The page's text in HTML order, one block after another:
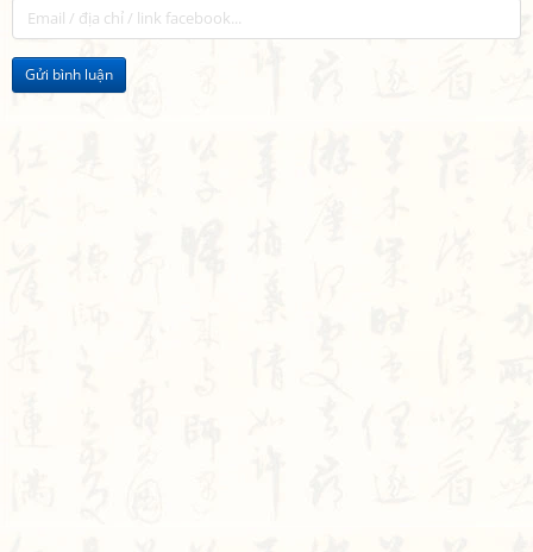
Gửi bình luận